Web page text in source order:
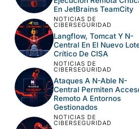
LO MÁS LEÍDO
NOTICIAS DE
CIBERSEGURIDAD
Once Fallos En Veeam
VSPC, Terraform MCP
Django: Parches Ya
Disponibles
NOTICIAS DE
CIBERSEGURIDAD
CVE-2026-63077:
Ejecución Remota Crítica
En JetBrains TeamCity
NOTICIAS DE
CIBERSEGURIDAD